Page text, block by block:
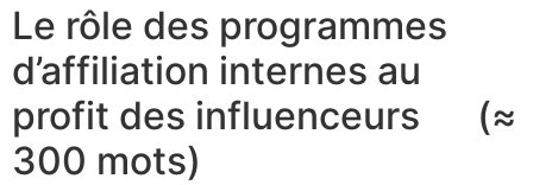
Le rôle des programmes
d’affiliation internes au
profit des influenceurs (≈​
300​ mots)